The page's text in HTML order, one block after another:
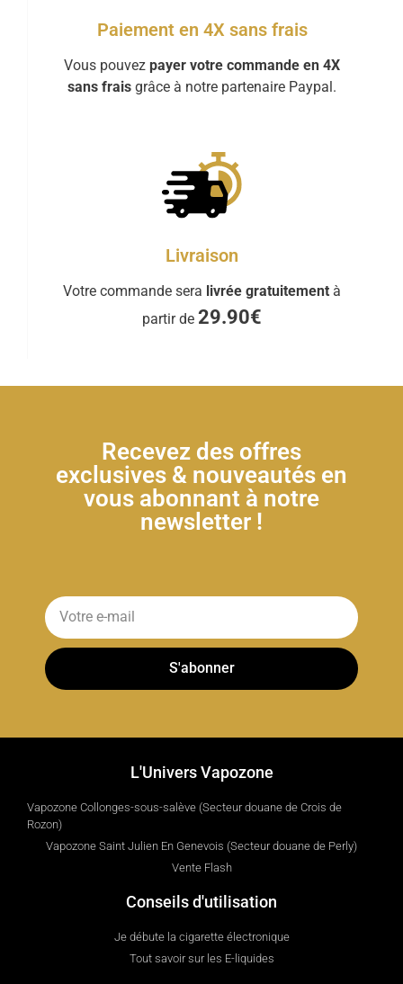
Paiement en 4X sans frais
Vous pouvez payer votre commande en 4X
sans frais grâce à notre partenaire Paypal.
Livraison
Votre commande sera livrée gratuitement à
partir de 29.90€
Recevez des offres
exclusives & nouveautés en
vous abonnant à notre
newsletter !
S'abonner
L'Univers Vapozone
Vapozone Collonges-sous-salève (Secteur douane de Crois de
Rozon)
Vapozone Saint Julien En Genevois (Secteur douane de Perly)
Vente Flash
Conseils d'utilisation
Je débute la cigarette électronique
Tout savoir sur les E-liquides